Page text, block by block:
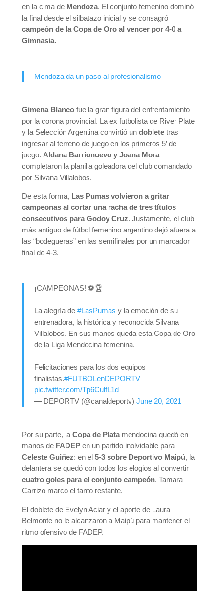
en la cima deMendoza. El conjunto femenino dominó
la final desde el silbatazo inicial y se consagró
campeón de la Copa de Oro al vencer por 4-0 a
Gimnasia.
Mendoza da un paso al profesionalismo
Gimena Blancofue la gran figura del enfrentamiento
por la corona provincial. La ex futbolista de River Plate
y la Selección Argentina convirtió un dobletetras
ingresar al terreno de juego en los primeros 5’ de
juego. Aldana Barrionuevo y Joana Mora
completaron la planilla goleadora del club comandado
por Silvana Villalobos.
De esta forma, Las Pumas volvieron a gritar
campeonas al cortar una racha de tres títulos
consecutivos para Godoy Cruz. Justamente, el club
más antiguo de fútbol femenino argentino dejó afuera a
las “bodegueras” en las semifinales por un marcador
final de 4-3.
¡CAMPEONAS! ⚽️🏆
La alegría de #LasPumas y la emoción de su
entrenadora, la histórica y reconocida Silvana
Villalobos. En sus manos queda esta Copa de Oro
de la Liga Mendocina femenina.
Felicitaciones para los dos equipos
finalistas.#FUTBOLenDEPORTV
pic.twitter.com/Tp6CulfL1d
— DEPORTV (@canaldeportv) June 20, 2021
Por su parte, la Copa de Platamendocina quedó en
manos de FADEPen un partido inolvidable para
Celeste Guiñez: en el 5-3 sobre Deportivo Maipú, la
delantera se quedó con todos los elogios al convertir
cuatro goles para el conjunto campeón. Tamara
Carrizo marcó el tanto restante.
El doblete de Evelyn Aciar y el aporte de Laura
Belmonte no le alcanzaron a Maipú para mantener el
ritmo ofensivo de FADEP.